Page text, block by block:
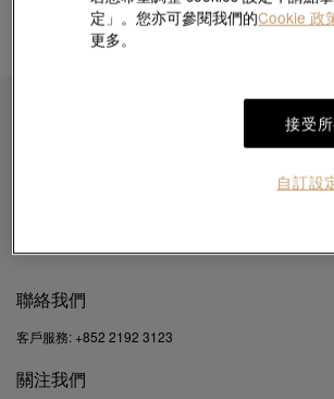
即時訂閱接收最新的優惠
聯絡我們
客戶服務: +852 2192 3123
關注我們
定」。您亦可參閱我們的Cookie 政
更多。
接受
自訂設